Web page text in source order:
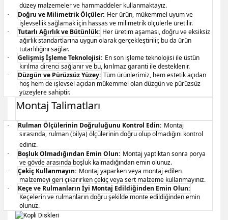
düzey malzemeler ve hammaddeler kullanmaktayız.
· Doğru ve Milimetrik Ölçüler: Her ürün, mükemmel uyum ve
işlevsellik sağlamak için hassas ve milimetrik ölçülerle üretilir.
· Tutarlı Ağırlık ve Bütünlük: Her üretim aşaması, doğru ve eksiksiz
ağırlık standartlarına uygun olarak gerçekleştirilir, bu da ürün
tutarlılığını sağlar.
· Gelişmiş İşleme Teknolojisi: En son işleme teknolojisi ile üstün
kırılma direnci sağlanır ve bu, kırılmaz garanti ile desteklenir.
· Düzgün ve Pürüzsüz Yüzey: Tüm ürünlerimiz, hem estetik açıdan
hoş hem de işlevsel açıdan mükemmel olan düzgün ve pürüzsüz
yüzeylere sahiptir.
Montaj Talimatları
· Rulman Ölçülerinin Doğruluğunu Kontrol Edin: Montaj
sırasında, rulman (bilya) ölçülerinin doğru olup olmadığını kontrol
ediniz.
· Boşluk Olmadığından Emin Olun: Montaj yaptıktan sonra porya
ve gövde arasında boşluk kalmadığından emin olunuz.
· Çekiç Kullanmayın: Montaj yaparken veya montaj edilen
malzemeyi geri çıkarırken çekiç veya sert malzeme kullanmayınız.
·
Keçe ve Rulmanların İyi Montaj Edildiğinden Emin Olun:
Keçelerin ve rulmanların doğru şekilde monte edildiğinden emin
olunuz.